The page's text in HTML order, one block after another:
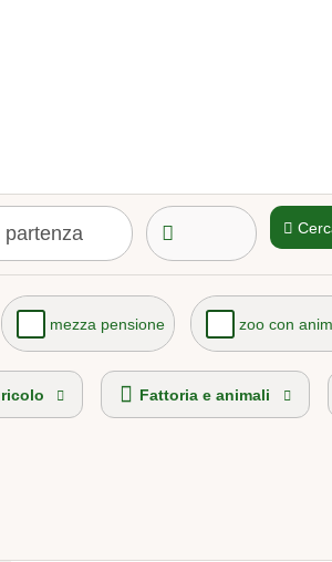
mezza pensione zoo con
Fattoria e animali